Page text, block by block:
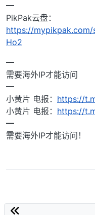
━
PikPak云盘：
https://mypikpak.com/
Ho2
━
需要海外IP才能访问
━
小黄片 电报： https://
小黄片 电报： https://
━
需要海外IP才能访问！